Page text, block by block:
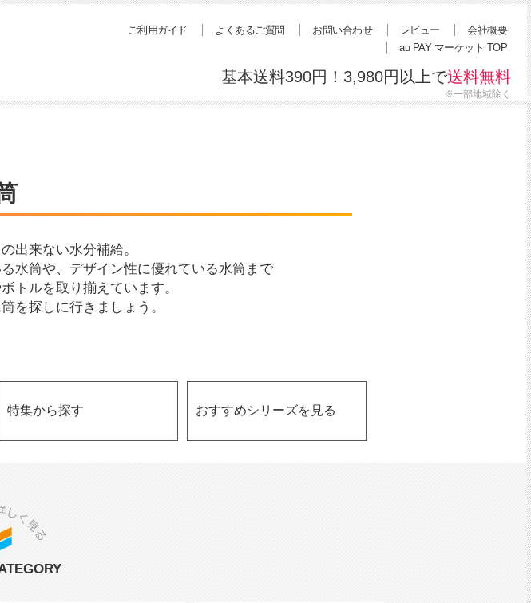
ご利用ガイド よくあるご質問 お問い合わせ レビュー
会社概要
au PAY マーケット TOP
基本送料390円！3,980円以上で送料無料
※一部地域除く
出来ない水分補給。
水筒や、デザイン性に優れている水筒まで
トルを取り揃えています。
を探しに行きましょう。
特集から探す おすすめシリーズを見る